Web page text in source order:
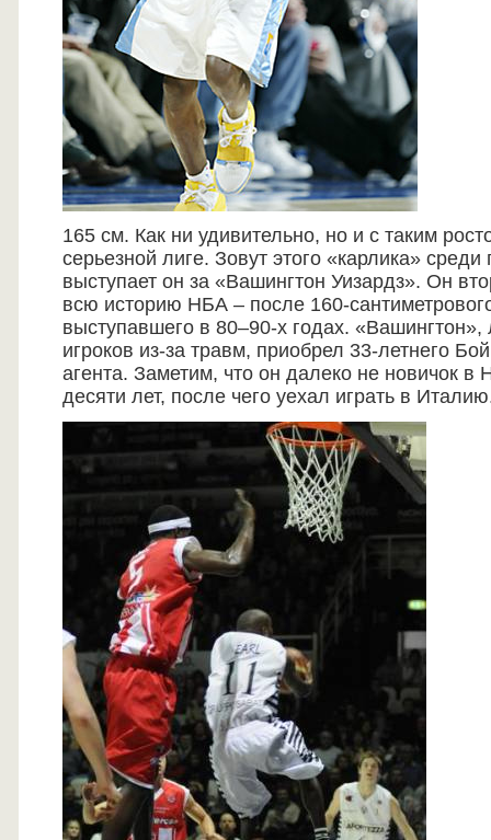
165 см. Как ни удивительно, но и с таким
серьезной лиге. Зовут этого «карлика»
выступает он за «Вашингтон Уизардз». Он
всю историю НБА – после 160-
выступавшего в 80–90-х годах.
игроков из-за травм, приобрел 33-летнего
агента. Заметим, что он далеко не новичок
десяти лет, после чего уехал играть в